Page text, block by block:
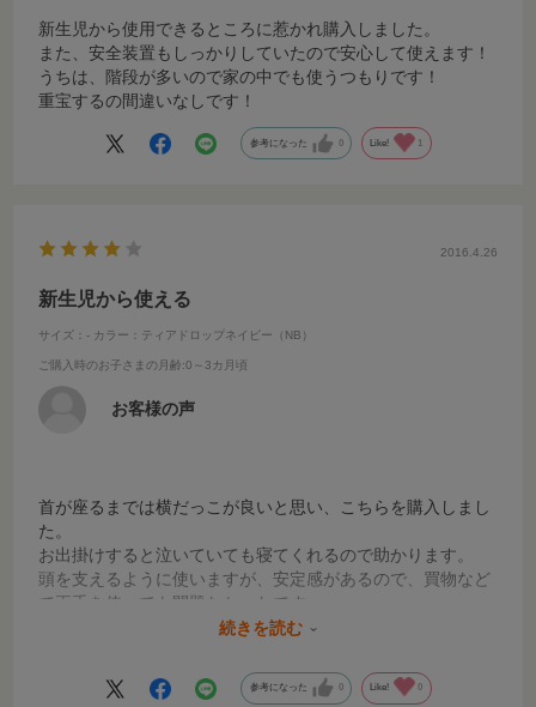
新生児から使用できるところに惹かれ購入しました。
また、安全装置もしっかりしていたので安心して使えます！
うちは、階段が多いので家の中でも使うつもりです！
重宝するの間違いなしです！
参考になった 0 Like!
2016.4.26
新生児から使える
サイズ：- カラー：ティアドロップネイビー（NB）
ご購入時のお子さまの月齢:0～3カ月頃
お客様の声
首が座るまでは横だっこが良いと思い、こちらを購入しまし
た。
お出掛けすると泣いていても寝てくれるので助かります。
頭を支えるように使いますが、安定感があるので、買物など
で両手を使っても問題なかったです。
両肩で使うのは首に当たってうまく使えなかったです。
続きを読む
参考になった 0 Like! 0